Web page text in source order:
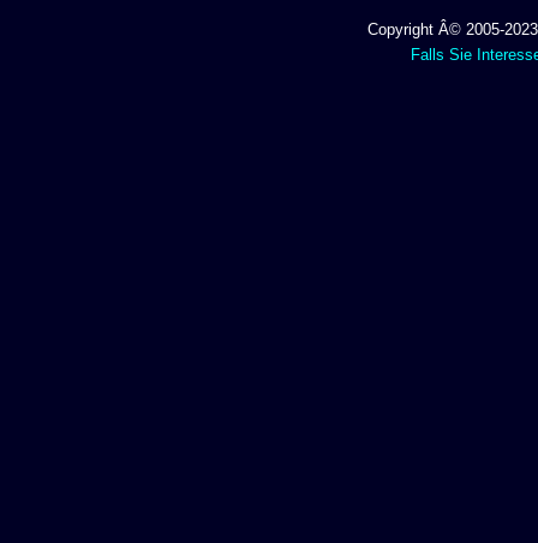
Copyright Â© 2005-
Falls Sie